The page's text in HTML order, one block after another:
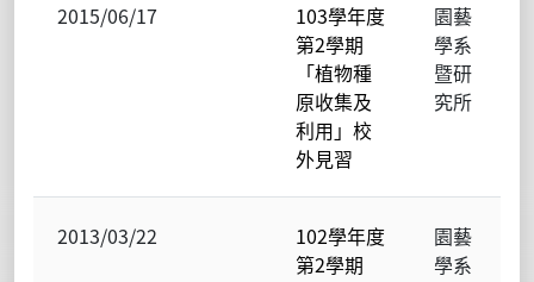
2015/06/17
103學年度
第2學期
「植物種
原收集及
利用」校
外見習
園藝
學系
暨研
究所
2013/03/22
102學年度
第2學期
園藝
學系